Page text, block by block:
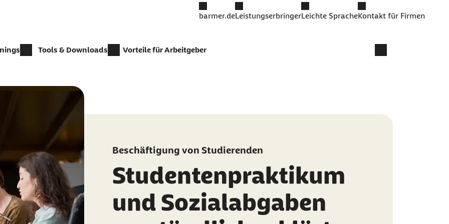
barmer.deLeistungserbringerLeichte SpracheKontakt für Firmen
Tools & Downloads Vorteile für Arbeitgeber
Beschäftigung von Studierenden
Studentenpraktikum
und Sozialabgaben